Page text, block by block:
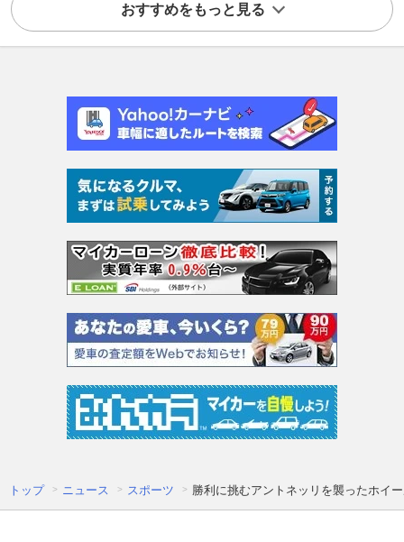
おすすめをもっと見る
トップ ニュース スポーツ 勝利に挑むアントネッリを襲ったホイ